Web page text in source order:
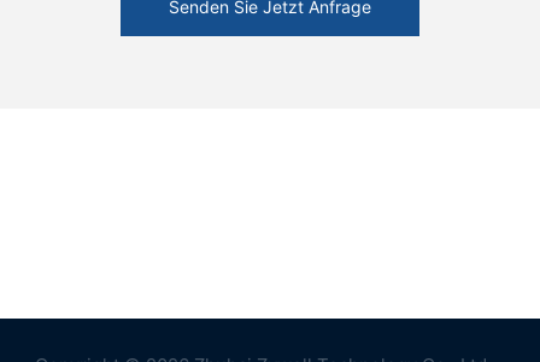
Senden Sie Jetzt Anfrage